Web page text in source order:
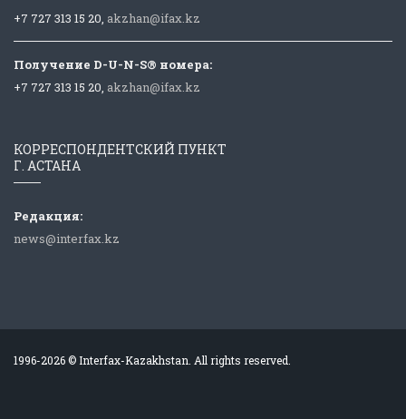
+7 727 313 15 20, akzhan@ifax.kz
Получение D-U-N-S® номера:
+7 727 313 15 20, akzhan@ifax.kz
КОРРЕСПОНДЕНТСКИЙ ПУНКТ
Г. АСТАНА
Редакция:
news@interfax.kz
1996-2026 © Interfax-Kazakhstan. All rights reserved.